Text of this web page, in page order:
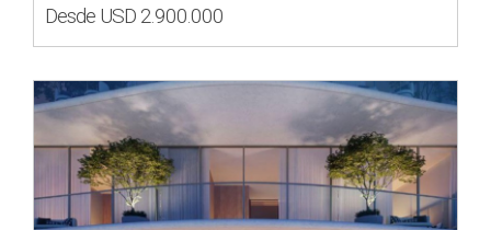
Desde USD 2.900.000